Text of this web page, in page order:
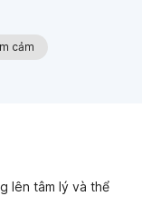
cảm
lên tâm lý và thể